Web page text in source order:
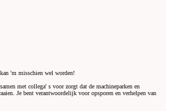
'm misschien wel worden!
met collega' s voor zorgt dat de machineparken en
Je bent verantwoordelijk voor opsporen en verhelpen van